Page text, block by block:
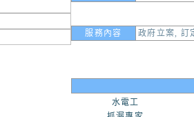
服務內容 政府立案, 訂
水電工